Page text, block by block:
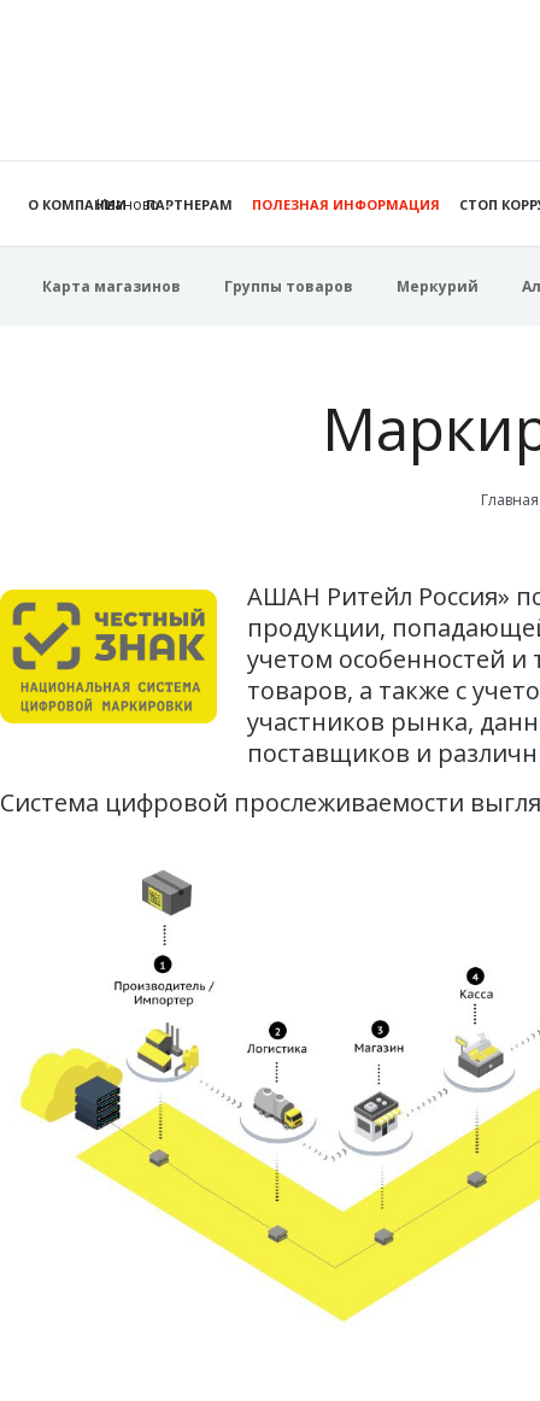
Иваново
О КОМПАНИИ ПАРТНЕРАМ ПОЛЕЗНАЯ ИНФОРМАЦИЯ СТОП
Карта магазинов Группы товаров Меркурий
Главная
АШАН Ритейл Россия»
продукции,
учетом особенностей
товаров, а также с
участников рынка,
поставщиков и
Система цифровой прослеживаемости